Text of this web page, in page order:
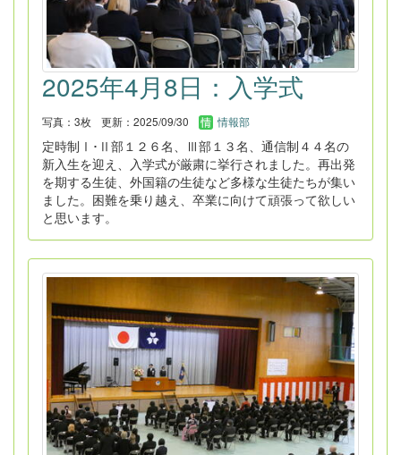
2025年4月8日：入学式
写真：3枚 更新：2025/09/30 情報部
定時制Ⅰ･Ⅱ部１２６名、Ⅲ部１３名、通信制４４名の
新入生を迎え、入学式が厳粛に挙行されました。再出発
を期する生徒、外国籍の生徒など多様な生徒たちが集い
ました。困難を乗り越え、卒業に向けて頑張って欲しい
と思います。